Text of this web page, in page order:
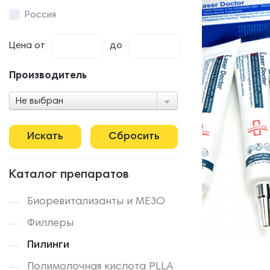
Россия
Цена от до
Производитель
Не выбран
Сбросить
Каталог препаратов
Биоревитализанты и МЕЗО
Филлеры
Пилинги
Полимолочная кислота PLLA